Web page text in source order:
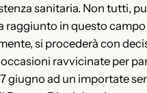
sanitaria. Non tutti,
raggiunto in questo
si procederà con
ravvicinate per
giugno ad un importate